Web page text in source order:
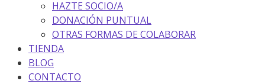
HAZTE SOCIO/A
DONACIÓN PUNTUAL
OTRAS FORMAS DE COLABORAR
TIENDA
BLOG
CONTACTO